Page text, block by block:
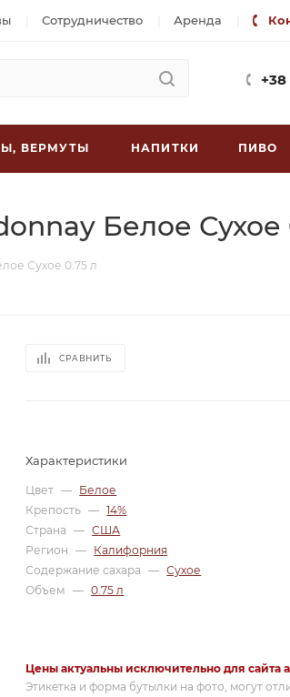
Сотрудничество Аренда
ВЕРМУТЫ НАПИТКИ ПИВО
Белое Сухое
Сухое 0.75 л
СРАВНИТЬ
Характеристики
Цвет — Белое
Крепость — 14%
Страна
— США
Регион
— Калифорния
Содержание сахара
— Сухое
Объем
— 0.75 л
Цены актуальны исключительно для сайта
Этикетка и форма бутылки на фото, могут